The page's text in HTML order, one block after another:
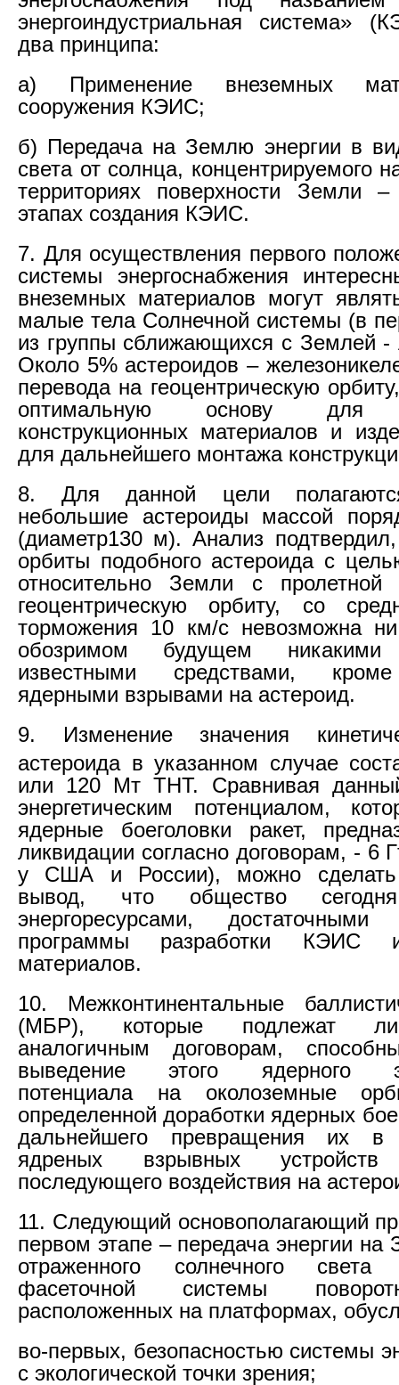
энергоиндустриальная система»
два принципа:
а) Применение внеземных
сооружения КЭИС;
б) Передача на Землю энергии в
света от солнца, концентрируемого
территориях поверхности Земли
этапах создания КЭИС.
7. Для осуществления первого
системы энергоснабжения
внеземных материалов могут
малые тела Солнечной системы (в
из группы сближающихся с Землей
Около 5% астероидов –
перевода на геоцентрическую
оптимальную основу для
конструкционных материалов и
для дальнейшего монтажа
8. Для данной цели
небольшие астероиды массой
(диаметр130 м). Анализ
орбиты подобного астероида с
относительно Земли с пролетной
геоцентрическую орбиту, со
торможения 10 км/с невозможна
обозримом будущем никакими
известными средствами, кроме
ядерными взрывами на астероид.
9. Изменение значения
астероида в указанном случае
или 120 Мт ТНТ. Сравнивая
энергетическим потенциалом,
ядерные боеголовки ракет,
ликвидации согласно договорам, - 6
у США и России), можно сделать
вывод, что общество сегодня
энергоресурсами,
программы разработки КЭИС
материалов.
10. Межконтинентальные
(МБР), которые подлежат
аналогичным договорам,
выведение этого ядерного
потенциала на околоземные
определенной доработки ядерных
дальнейшего превращения их в
ядреных взрывных
последующего воздействия на
11. Следующий основополагающий
первом этапе – передача энергии
отраженного солнечного
фасеточной системы
расположенных на платформах,
во-первых, безопасностью системы
с экологической точки зрения;